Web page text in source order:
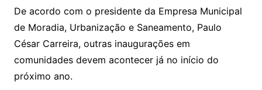
De acordo com o presidente da Empresa Municipal
de Moradia, Urbanização e Saneamento, Paulo
César Carreira, outras inaugurações em
comunidades devem acontecer já no início do
próximo ano.